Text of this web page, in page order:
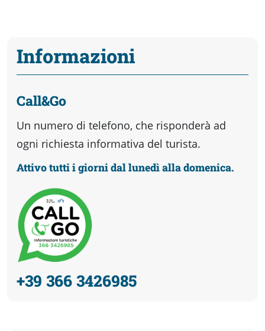
Informazioni
Call&Go
Un numero di telefono, che risponderà ad
ogni richiesta informativa del turista.
Attivo tutti i giorni dal lunedì alla domenica.
+39 366 3426985